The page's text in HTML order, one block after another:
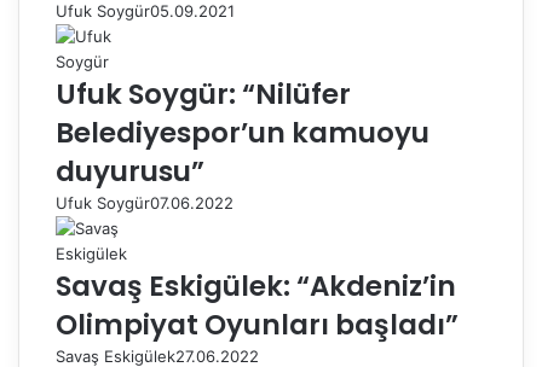
Ufuk Soygür05.09.2021
Ufuk Soygür: “Nilüfer
Belediyespor’un kamuoyu
duyurusu”
Ufuk Soygür07.06.2022
Savaş Eskigülek: “Akdeniz’in
Olimpiyat Oyunları başladı”
Savaş Eskigülek27.06.2022